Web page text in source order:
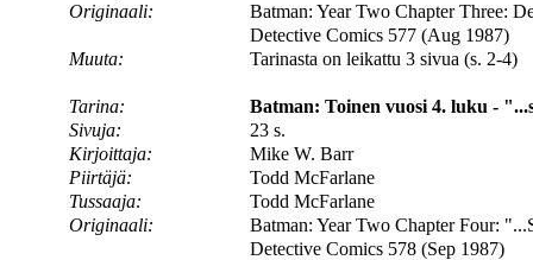
Originaali:
Batman: Year Two Chapter Three:
Detective Comics 577 (Aug 1987)
Muuta:
Tarinasta on leikattu 3 sivua (s. 2-4)
Tarina:
Batman: Toinen vuosi 4. luku -
Sivuja:
23 s.
Kirjoittaja:
Mike W. Barr
Piirtäjä:
Todd McFarlane
Tussaaja:
Todd McFarlane
Originaali:
Batman: Year Two Chapter Four:
Detective Comics 578 (Sep 1987)